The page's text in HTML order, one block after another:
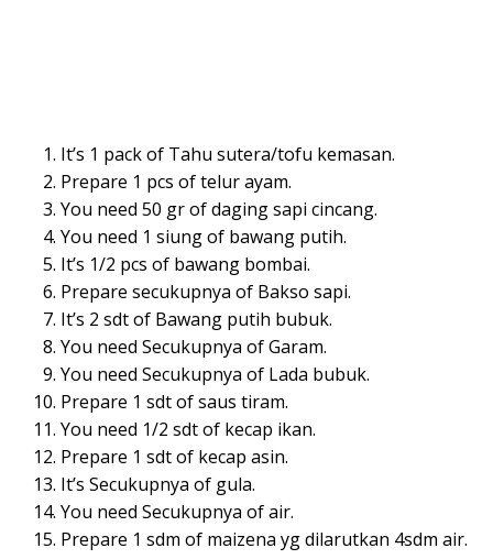
It’s 1 pack of Tahu sutera/tofu kemasan.
Prepare 1 pcs of telur ayam.
You need 50 gr of daging sapi cincang.
You need 1 siung of bawang putih.
It’s 1/2 pcs of bawang bombai.
Prepare secukupnya of Bakso sapi.
It’s 2 sdt of Bawang putih bubuk.
You need Secukupnya of Garam.
You need Secukupnya of Lada bubuk.
Prepare 1 sdt of saus tiram.
You need 1/2 sdt of kecap ikan.
Prepare 1 sdt of kecap asin.
It’s Secukupnya of gula.
You need Secukupnya of air.
Prepare 1 sdm of maizena yg dilarutkan 4sdm air.